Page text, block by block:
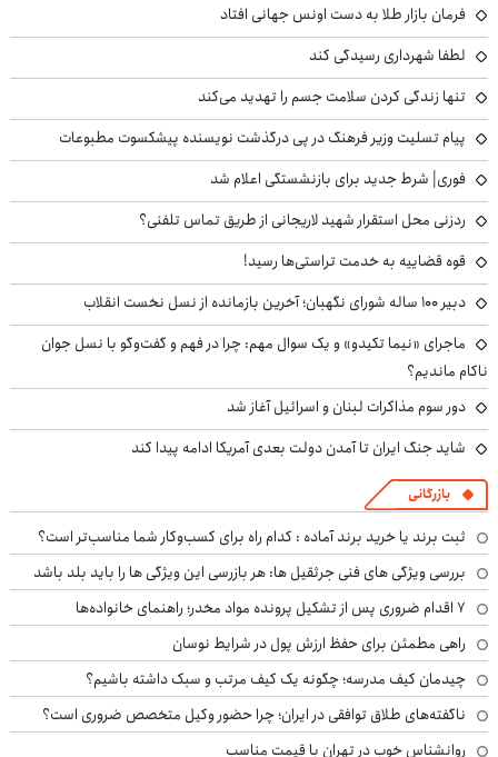
فرمان بازار طلا به دست اونس جهانی افتاد
لطفا شهرداری رسیدگی کند
تنها زندگی کردن سلامت جسم را تهدید می‌کند
پیام تسلیت وزیر فرهنگ در پی درگذشت نویسنده پیشکسوت مطبوعات
فوری| شرط جدید برای بازنشستگی اعلام شد
ردزنی محل استقرار شهید لاریجانی از طریق تماس تلفنی؟
قوه قضاییه به خدمت تراستی‌ها رسید!
دبیر ۱۰۰ ساله شورای نگهبان؛ آخرین بازمانده از نسل نخست انقلاب
ماجرای «نیما تکیدو» و یک سوال مهم: چرا در فهم و گفت‌وگو با نسل جوان
ناکام ماندیم؟
دور سوم مذاکرات لبنان و اسرائیل آغاز شد
شاید جنگ ایران تا آمدن دولت بعدی آمریکا ادامه پیدا کند
بازرگانی
ثبت برند یا خرید برند آماده : کدام راه برای کسب‌وکار شما مناسب‌تر است؟
بررسی ویژگی های فنی جرثقیل ها: هر بازرسی این ویژگی ها را باید بلد باشد
۷ اقدام ضروری پس از تشکیل پرونده مواد مخدر؛ راهنمای خانواده‌ها
راهی مطمئن برای حفظ ارزش پول در شرایط نوسان
چیدمان کیف مدرسه؛ چگونه یک کیف مرتب و سبک داشته باشیم؟
ناگفته‌های طلاق توافقی در ایران؛ چرا حضور وکیل متخصص ضروری است؟
روانشناس خوب در تهران با قیمت مناسب